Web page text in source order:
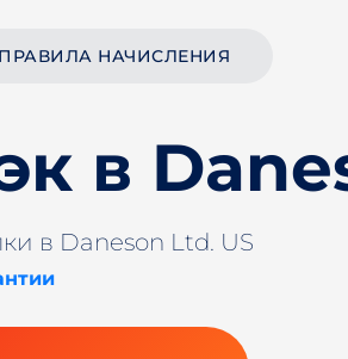
ПРАВИЛА НАЧИСЛЕНИЯ
в
в Daneson Ltd. US